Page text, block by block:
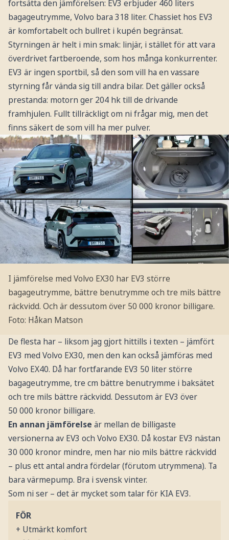
fortsätta den jämförelsen: EV3 erbjuder 460 liters
bagageutrymme, Volvo bara 318 liter. Chassiet hos EV3
är komfortabelt och bullret i kupén begränsat.
Styrningen är helt i min smak: linjär, i stället för att vara
överdrivet fartberoende, som hos många konkurrenter.
EV3 är ingen sportbil, så den som vill ha en vassare
styrning får vända sig till andra bilar. Det gäller också
prestanda: motorn ger 204 hk till de drivande
framhjulen. Fullt tillräckligt om ni frågar mig, men det
finns säkert de som vill ha mer pulver.
I jämförelse med Volvo EX30 har EV3 större
bagageutrymme, bättre benutrymme och tre mils bättre
räckvidd. Och är dessutom över 50 000 kronor billigare.
Foto: Håkan Matson
De flesta har – liksom jag gjort hittills i texten – jämfört
EV3 med Volvo EX30, men den kan också jämföras med
Volvo EX40. Då har fortfarande EV3 50 liter större
bagageutrymme, tre cm bättre benutrymme i baksätet
och tre mils bättre räckvidd. Dessutom är EV3 över
50 000 kronor billigare.
En annan jämförelse är mellan de billigaste
versionerna av EV3 och Volvo EX30. Då kostar EV3 nästan
30 000 kronor mindre, men har nio mils bättre räckvidd
– plus ett antal andra fördelar (förutom utrymmena). Ta
bara värmepump. Bra i svensk vinter.
Som ni ser – det är mycket som talar för KIA EV3.
FÖR
+ Utmärkt komfort